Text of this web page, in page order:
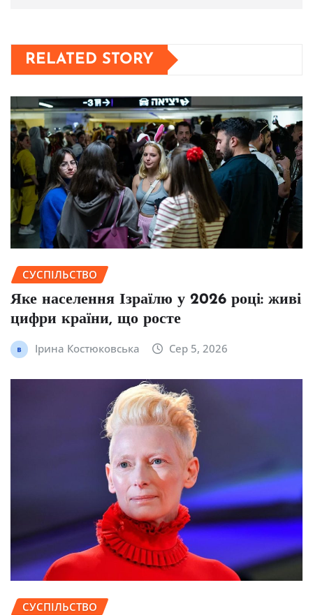
RELATED STORY
СУСПІЛЬСТВО
Яке населення Ізраїлю у 2026 році: живі
цифри країни, що росте
Ірина Костюковська Сер 5, 2026
СУСПІЛЬСТВО